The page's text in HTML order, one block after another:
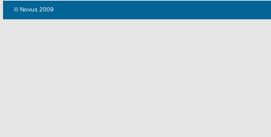
© Novus 2009